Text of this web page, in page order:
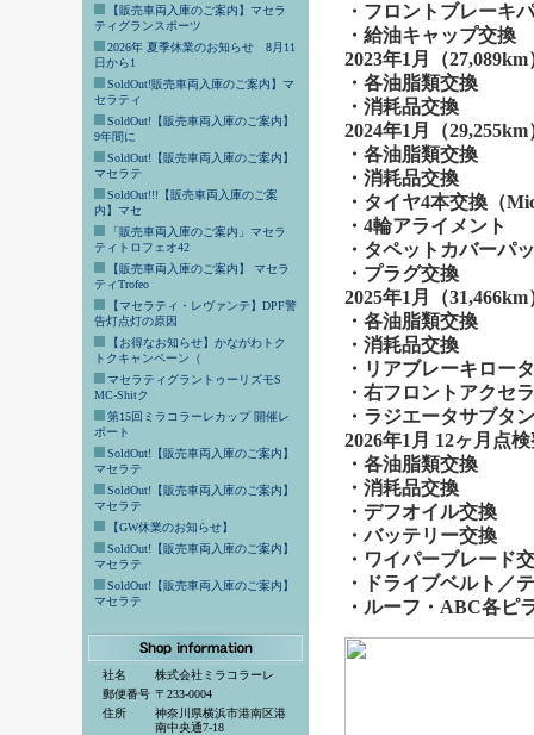
【販売車両入庫のご案内】マセラ
ティグランスポーツ
2026年 夏季休業のお知らせ 8月11
日から1
SoldOut!販売車両入庫のご案内】マ
セラティ
SoldOut!【販売車両入庫のご案内】
9年間に
SoldOut!【販売車両入庫のご案内】
マセラテ
SoldOut!!!【販売車両入庫のご案
内】マセ
「販売車両入庫のご案内」マセラ
ティトロフェオ42
【販売車両入庫のご案内】 マセラ
ティTrofeo
【マセラティ・レヴァンテ】DPF警
告灯点灯の原因
【お得なお知らせ】かながわトク
トクキャンペーン（
マセラティグラントゥーリズモS
MC-Shitク
第15回ミラコラーレカップ 開催レ
ポート
SoldOut!【販売車両入庫のご案内】
マセラテ
SoldOut!【販売車両入庫のご案内】
マセラテ
【GW休業のお知らせ】
SoldOut!【販売車両入庫のご案内】
マセラテ
SoldOut!【販売車両入庫のご案内】
マセラテ
社名
株式会社ミラコラーレ
郵便番号 〒233-0004
住所
神奈川県横浜市港南区港
南中央通7-18
・ フロントブレーキ
・ 給油キャップ交換
2023年1月（
・ 各油脂類交換
・ 消耗品交換
2024年1月（
・ 各油脂類交換
・ 消耗品交換
・ タイヤ4本交換（
・ 4輪アライメント
・ タペットカバーパ
・ プラグ交換
2025年1月（
・ 各油脂類交換
・ 消耗品交換
・ リアブレーキロー
・右フロントアクセ
・ ラジエータサブタ
2026年1月 12ヶ月点
・ 各油脂類交換
・ 消耗品交換
・ デフオイル交換
・バッテリー交換
・ ワイパーブレード
・
ドライブベルト／
・ ルーフ・ABC各ピ